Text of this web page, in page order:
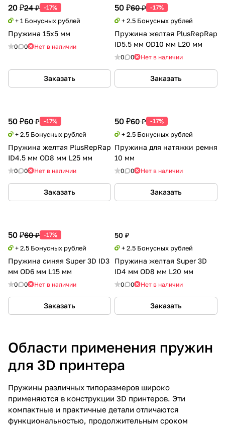
20 ₽24 ₽ -17%
+ 1 Бонусных рублей
Пружина 15х5 мм
0 0 Нет в наличии
Заказать
50 ₽60 ₽ -17%
+ 2.5 Бонусных рублей
Пружина желтая PlusRepRap
ID5.5 мм OD10 мм L20 мм
0 0 Нет в наличии
Заказать
50 ₽60 ₽ -17%
+ 2.5 Бонусных рублей
Пружина желтая PlusRepRap
ID4.5 мм OD8 мм L25 мм
0 0 Нет в наличии
Заказать
50 ₽60 ₽ -17%
+ 2.5 Бонусных рублей
Пружина для натяжки ремня
10 мм
0 0 Нет в наличии
Заказать
50 ₽60 ₽ -17%
+ 2.5 Бонусных рублей
Пружина синяя Super 3D ID3
мм OD6 мм L15 мм
0 0 Нет в наличии
Заказать
50 ₽
+ 2.5 Бонусных рублей
Пружина желтая Super 3D
ID4 мм OD8 мм L20 мм
0 0 Нет в наличии
Заказать
Области применения пружин
для 3D принтера
Пружины различных типоразмеров широко
применяются в конструкции 3D принтеров. Эти
компактные и практичные детали отличаются
функциональностью, продолжительным сроком